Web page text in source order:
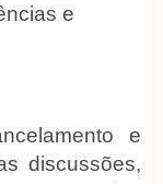
e
e
discussões,